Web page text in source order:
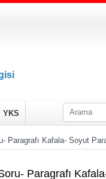
YKS
Paragrafı Kafala- Soyut
Paragrafı